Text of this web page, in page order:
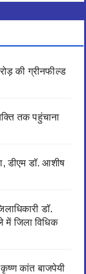
की ग्रीनफील्ड
तक पहुंचाना
डीएम डॉ. आशीष
डॉ.
में जिला विधिक
कांत बाजपेयी